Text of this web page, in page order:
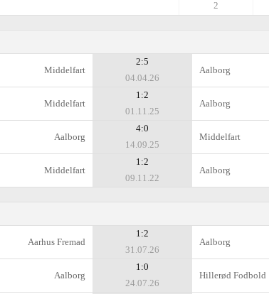
2
Middelfart
2:5
04.04.26
Aalborg
Middelfart
1:2
01.11.25
Aalborg
Aalborg
4:0
14.09.25
Middelfart
Middelfart
1:2
09.11.22
Aalborg
Aarhus Fremad
1:2
31.07.26
Aalborg
Aalborg
1:0
24.07.26
Hillerød Fodbold